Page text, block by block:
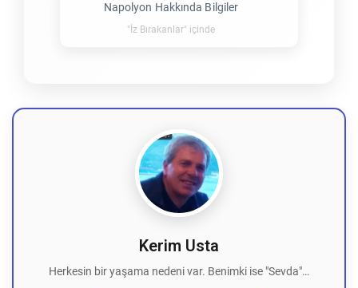
Napolyon Hakkında Bilgiler
"İz Bırakanlar" içinde
Kerim Usta
Herkesin bir yaşama nedeni var. Benimki ise "Sevda"…